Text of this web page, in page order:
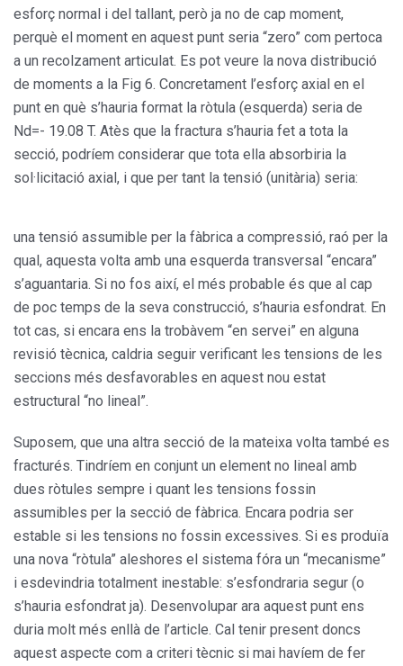
esforç normal i del tallant, però ja no de cap moment,
perquè el moment en aquest punt seria “zero” com pertoca
a un recolzament articulat. Es pot veure la nova distribució
de moments a la Fig 6. Concretament l’esforç axial en el
punt en què s’hauria format la ròtula (esquerda) seria de
Nd=- 19.08 T. Atès que la fractura s’hauria fet a tota la
secció, podríem considerar que tota ella absorbiria la
sol·licitació axial, i que per tant la tensió (unitària) seria:
una tensió assumible per la fàbrica a compressió, raó per la
qual, aquesta volta amb una esquerda transversal “encara”
s’aguantaria. Si no fos així, el més probable és que al cap
de poc temps de la seva construcció, s’hauria esfondrat. En
tot cas, si encara ens la trobàvem “en servei” en alguna
revisió tècnica, caldria seguir verificant les tensions de les
seccions més desfavorables en aquest nou estat
estructural “no lineal”.
Suposem, que una altra secció de la mateixa volta també es
fracturés. Tindríem en conjunt un element no lineal amb
dues ròtules sempre i quant les tensions fossin
assumibles per la secció de fàbrica. Encara podria ser
estable si les tensions no fossin excessives. Si es produïa
una nova “ròtula” aleshores el sistema fóra un “mecanisme”
i esdevindria totalment inestable: s’esfondraria segur (o
s’hauria esfondrat ja). Desenvolupar ara aquest punt ens
duria molt més enllà de l’article. Cal tenir present doncs
aquest aspecte com a criteri tècnic si mai havíem de fer